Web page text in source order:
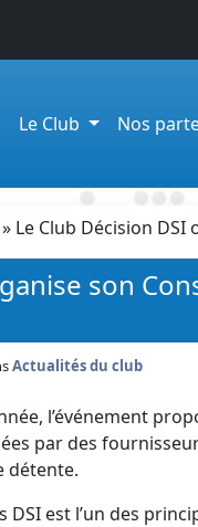
Le Club Nos
» Le Club Décision
son
Actualités du club
l’événement
par des
détente.
DSI est l’un des